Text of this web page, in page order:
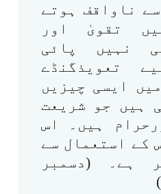
ناواقف ہوتے
تقویٰ اور
نہیں پائی
تعویذگنڈے
ایسی چیزیں
ہیں جو شریعت
ہیں۔ اس
کے استعمال سے
ہے۔ (دسمبر